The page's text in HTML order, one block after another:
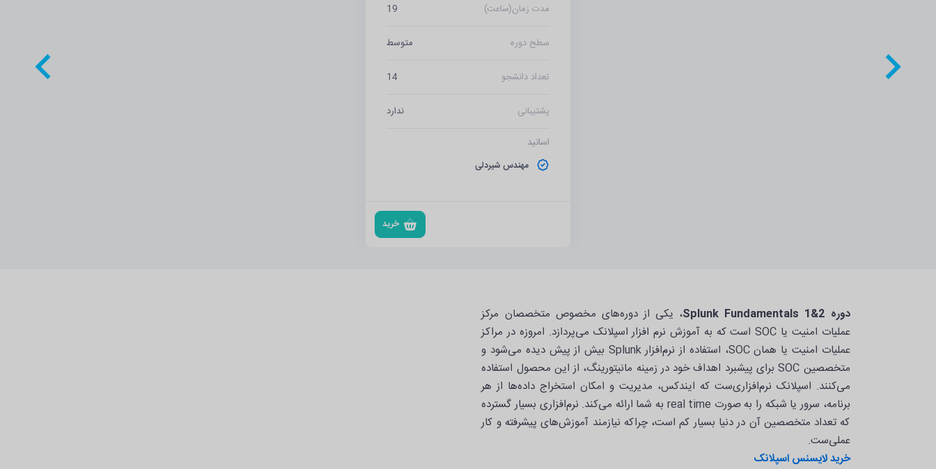
مدت زمان(ساعت) 19
سطح دوره متوسط
تعداد دانشجو 14
پشتیبانی ندارد
اساتید
مهندس شیردلی
خرید
دوره Splunk Fundamentals 1&2
، یکی از دوره‌های مخصوص متخصصان مرکز
عملیات امنیت یا SOC است که به آموزش نرم افزار اسپلانک می‌پردازد. امروزه در مراکز
عملیات امنیت یا همان SOC، استفاده از نرم‌افزار Splunk بیش از پیش دیده می‌شود و
متخصصین SOC برای پیشبرد اهداف خود در زمینه مانیتورینگ، از این محصول استفاده
می‌کنند. اسپلانک نرم‌افزاری‌ست که ایندکس، مدیریت و امکان استخراج داده‌ها از هر
برنامه، سرور یا شبکه را به صورت real time به شما ارائه می‌کند. نرم‌افزاری بسیار گسترده
که تعداد متخصصین آن در دنیا بسیار کم است، چراکه نیازمند آموزش‌های پیشرفته و کار
عملی‌ست.
خرید لایسنس اسپلانک